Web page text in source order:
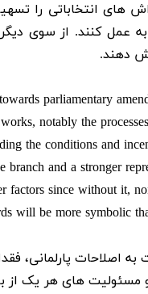
های انتخاباتی را
عمل کنند. از سوی
دهند.
parliamentary
notably the
the conditions and
and a stronger
factors since without it,
will be more symbolic
به اصلاحات پارلمانی،
و مسئولیت های هر یک